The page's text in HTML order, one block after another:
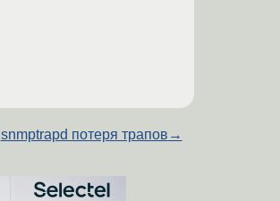
snmptrapd потеря трапов →